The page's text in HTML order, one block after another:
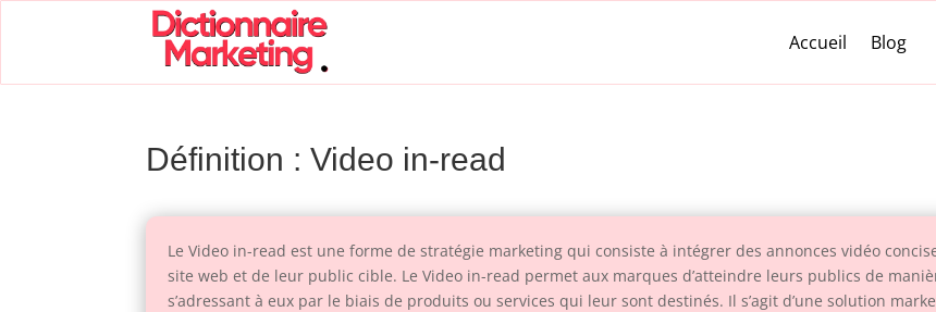
Accueil Blog
Définition : Video in-read
Le Video in-read est une forme de stratégie marketing qui consiste à intégrer des annonces vidéo
site web et de leur public cible. Le Video in-read permet aux marques d’atteindre leurs publics de
s’adressant à eux par le biais de produits ou services qui leur sont destinés. Il s’agit d’une solution